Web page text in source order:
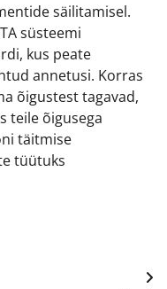
säilitamisel.
süsteemi
kus peate
annetusi. Korras
õigustest tagavad,
teile õigusega
täitmise
tüütuks